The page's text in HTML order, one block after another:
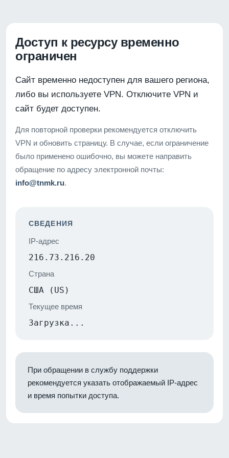
Доступ к ресурсу временно
ограничен
Сайт временно недоступен для вашего региона,
либо вы используете VPN. Отключите VPN и
сайт будет доступен.
Для повторной проверки рекомендуется отключить
VPN и обновить страницу. В случае, если ограничение
было применено ошибочно, вы можете направить
обращение по адресу электронной почты:
info@tnmk.ru.
СВЕДЕНИЯ
IP-адрес
216.73.216.20
Страна
США (US)
Текущее время
Загрузка...
При обращении в службу поддержки
рекомендуется указать отображаемый IP-адрес
и время попытки доступа.